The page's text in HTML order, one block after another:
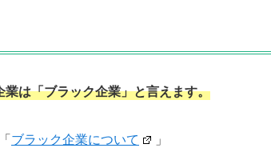
は「ブラック企業」と言えます。
ブラック企業について 」